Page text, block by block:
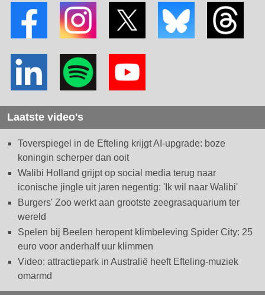
Laatste video's
Toverspiegel in de Efteling krijgt AI-upgrade: boze
koningin scherper dan ooit
Walibi Holland grijpt op social media terug naar
iconische jingle uit jaren negentig: 'Ik wil naar Walibi'
Burgers' Zoo werkt aan grootste zeegrasaquarium ter
wereld
Spelen bij Beelen heropent klimbeleving Spider City: 25
euro voor anderhalf uur klimmen
Video: attractiepark in Australië heeft Efteling-muziek
omarmd